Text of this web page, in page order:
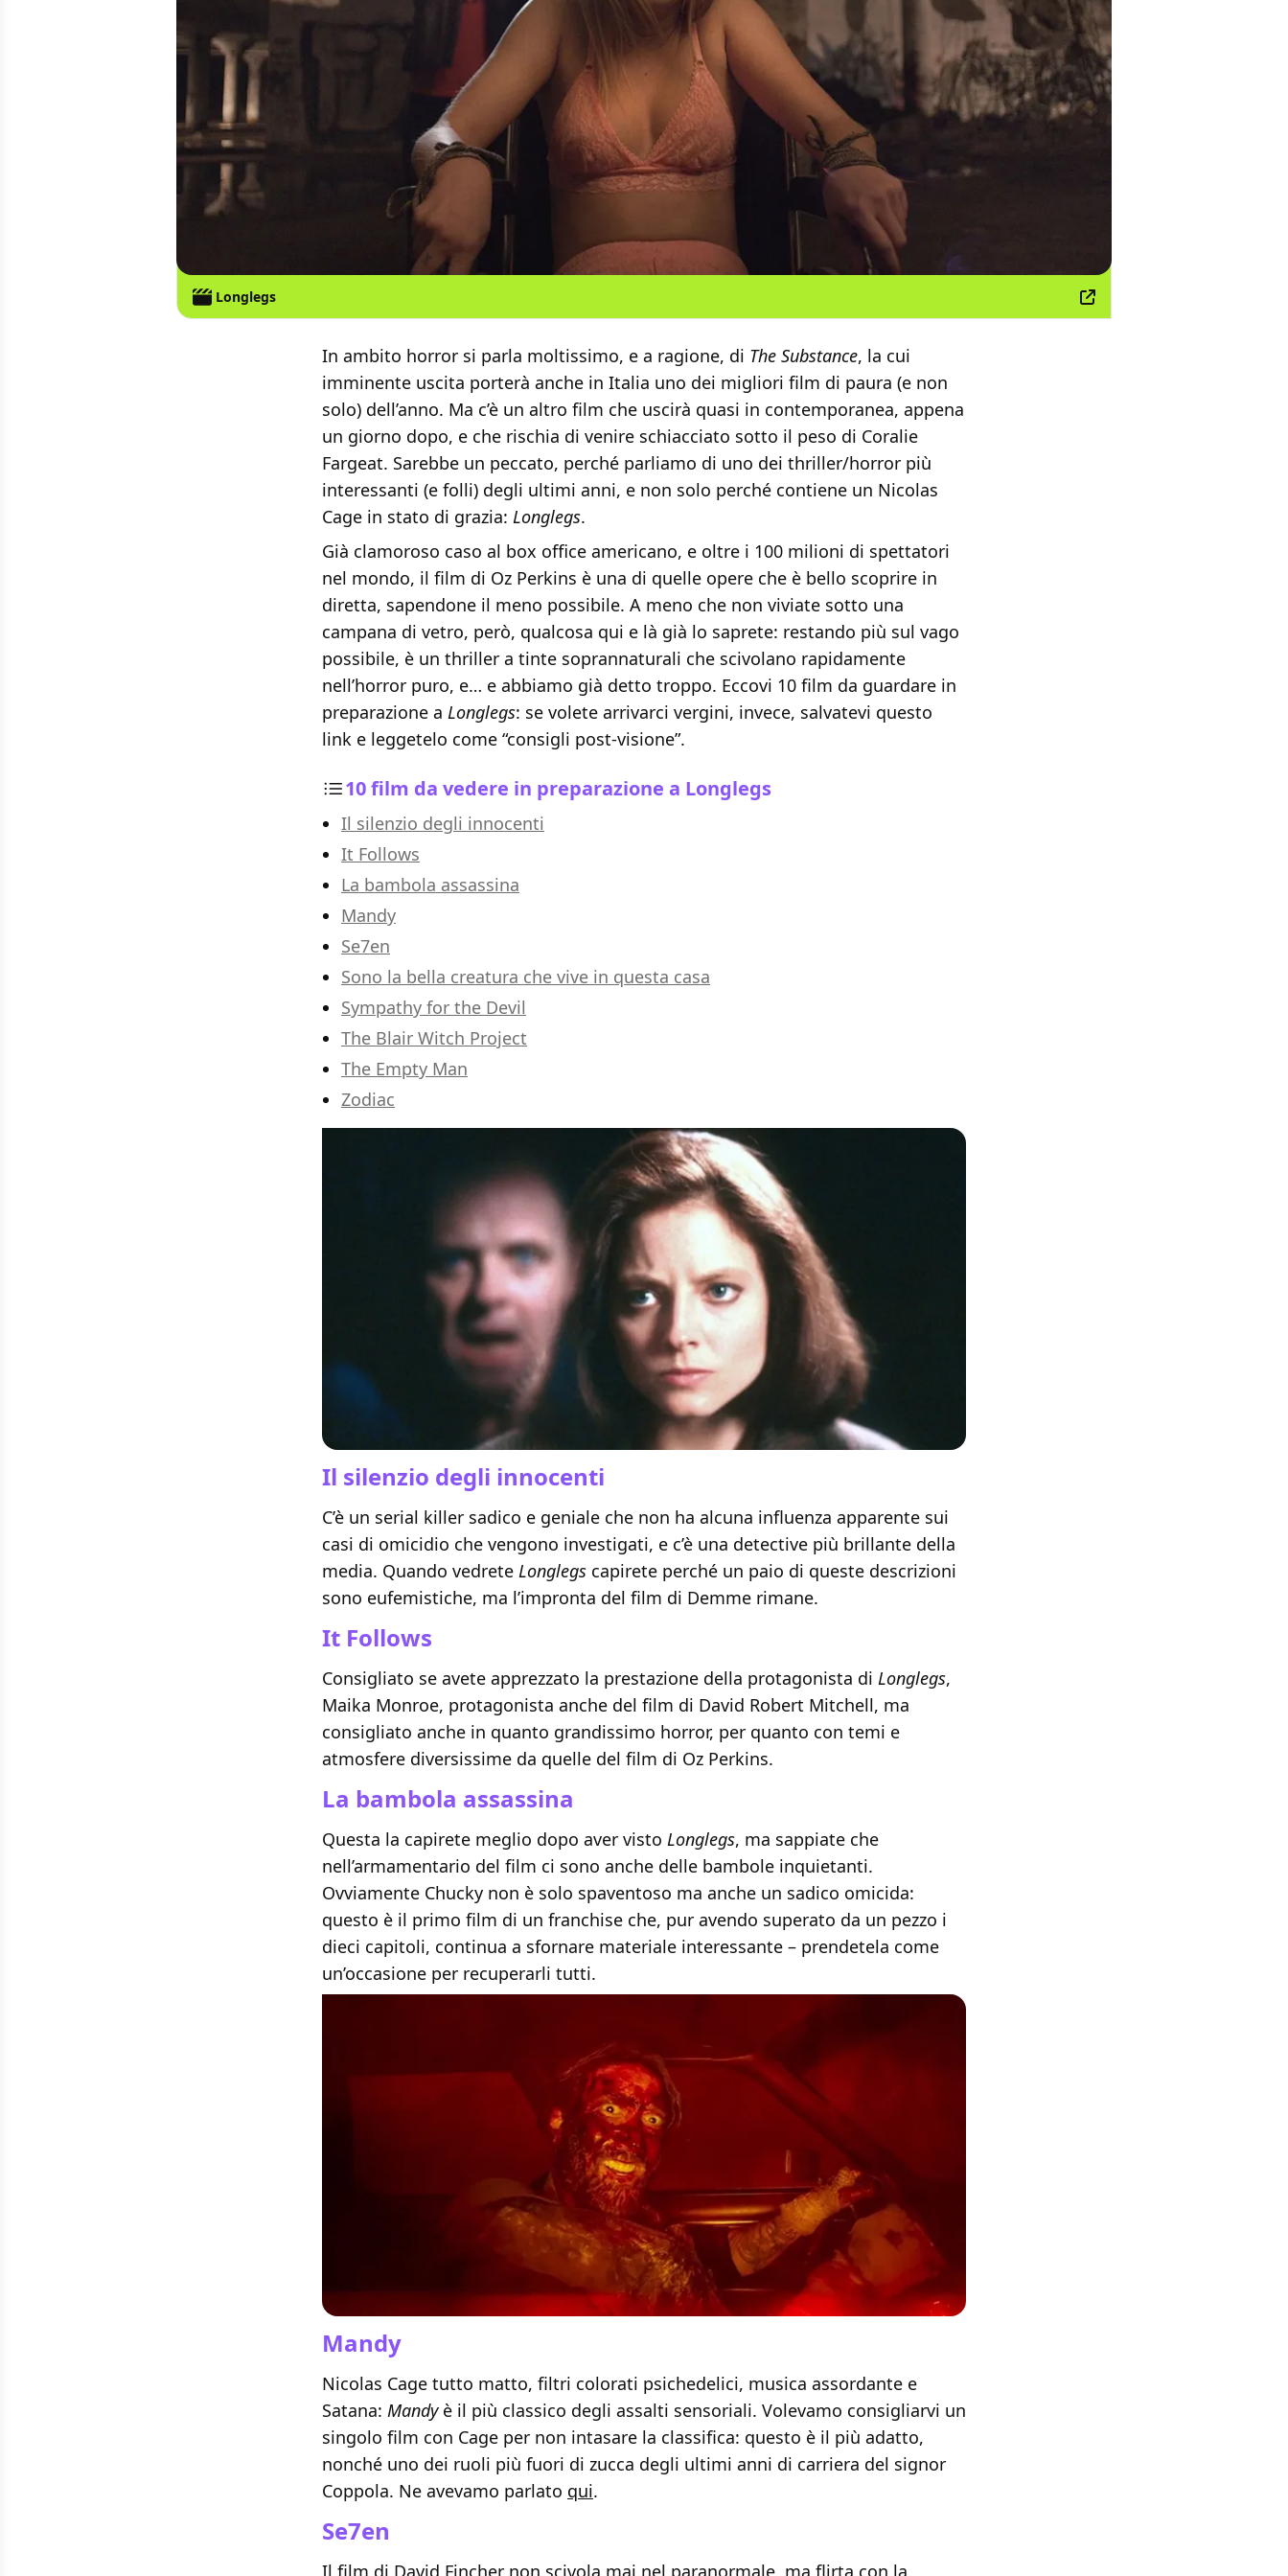
Longlegs
In ambito horror si parla moltissimo, e a ragione, di The Substance, la cui
imminente uscita porterà anche in Italia uno dei migliori film di paura (e non
solo) dell’anno. Ma c’è un altro film che uscirà quasi in contemporanea, appena
un giorno dopo, e che rischia di venire schiacciato sotto il peso di Coralie
Fargeat. Sarebbe un peccato, perché parliamo di uno dei thriller/horror più
interessanti (e folli) degli ultimi anni, e non solo perché contiene un Nicolas
Cage in stato di grazia: Longlegs.
Già clamoroso caso al box office americano, e oltre i 100 milioni di spettatori
nel mondo, il film di Oz Perkins è una di quelle opere che è bello scoprire in
diretta, sapendone il meno possibile. A meno che non viviate sotto una
campana di vetro, però, qualcosa qui e là già lo saprete: restando più sul vago
possibile, è un thriller a tinte soprannaturali che scivolano rapidamente
nell’horror puro, e… e abbiamo già detto troppo. Eccovi 10 film da guardare in
preparazione a Longlegs: se volete arrivarci vergini, invece, salvatevi questo
link e leggetelo come “consigli post-visione”.
10 film da vedere in preparazione a Longlegs
Il silenzio degli innocenti
It Follows
La bambola assassina
Mandy
Se7en
Sono la bella creatura che vive in questa casa
Sympathy for the Devil
The Blair Witch Project
The Empty Man
Zodiac
Il silenzio degli innocenti
C’è un serial killer sadico e geniale che non ha alcuna influenza apparente sui
casi di omicidio che vengono investigati, e c’è una detective più brillante della
media. Quando vedrete Longlegs capirete perché un paio di queste descrizioni
sono eufemistiche, ma l’impronta del film di Demme rimane.
It Follows
Consigliato se avete apprezzato la prestazione della protagonista di Longlegs,
Maika Monroe, protagonista anche del film di David Robert Mitchell, ma
consigliato anche in quanto grandissimo horror, per quanto con temi e
atmosfere diversissime da quelle del film di Oz Perkins.
La bambola assassina
Questa la capirete meglio dopo aver visto Longlegs, ma sappiate che
nell’armamentario del film ci sono anche delle bambole inquietanti.
Ovviamente Chucky non è solo spaventoso ma anche un sadico omicida:
questo è il primo film di un franchise che, pur avendo superato da un pezzo i
dieci capitoli, continua a sfornare materiale interessante – prendetela come
un’occasione per recuperarli tutti.
Mandy
Nicolas Cage tutto matto, filtri colorati psichedelici, musica assordante e
Satana: Mandyè il più classico degli assalti sensoriali. Volevamo consigliarvi un
singolo film con Cage per non intasare la classifica: questo è il più adatto,
nonché uno dei ruoli più fuori di zucca degli ultimi anni di carriera del signor
Coppola. Ne avevamo parlato qui.
Se7en